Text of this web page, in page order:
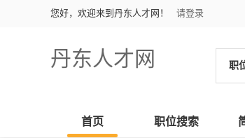
您好，欢迎来到丹东人才网！ 请登录
丹东人才网 职
首页 职位搜索